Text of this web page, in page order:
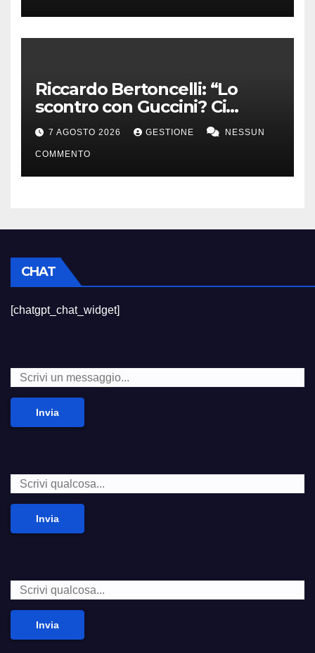
Riccardo Bertoncelli: “Lo
scontro con Guccini? Ci
volevamo bene”
7 AGOSTO 2026 GESTIONE NESSUN
COMMENTO
CHAT
[chatgpt_chat_widget]
Invia
Invia
Invia